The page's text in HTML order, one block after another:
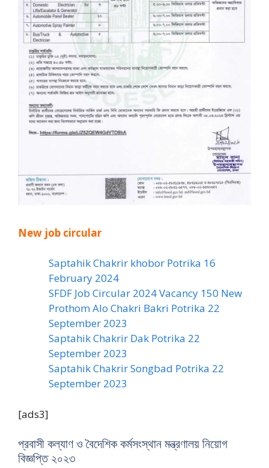
New job circular
Saptahik Chakrir khobor Potrika 16
February 2024
SFDF Job Circular 2024 Vacancy 150 New
Prothom Alo Chakri Bakri Potrika 22
September 2023
Saptahik Chakrir Dak Potrika 22
‍September 2023
Saptahik Chakrir Songbad Potrika 22
September 2023
[ads3]
প্রবাসী কল্যাণ ও বৈদেশিক কর্মসংস্থান মন্ত্রণালয় নিয়োগ
বিজ্ঞপ্তি ২০২৩